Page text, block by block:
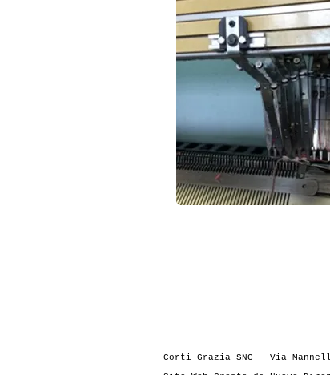
Corti Grazia SNC - Via